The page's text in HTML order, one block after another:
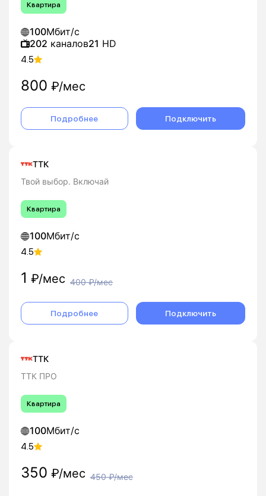
Квартира
100Мбит/с
202 каналов21 HD
4.5
800 ₽/мес
Подробнее Подключить
ТТК
Твой выбор. Включай
Квартира
100Мбит/с
4.5
1 ₽/мес 400₽/мес
Подробнее Подключить
ТТК
ТТК ПРО
Квартира
100Мбит/с
4.5
350 ₽/мес 450₽/мес